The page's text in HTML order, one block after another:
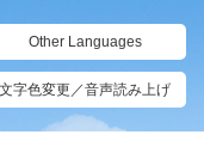
Other Languages
文字色変更／音声読み上げ